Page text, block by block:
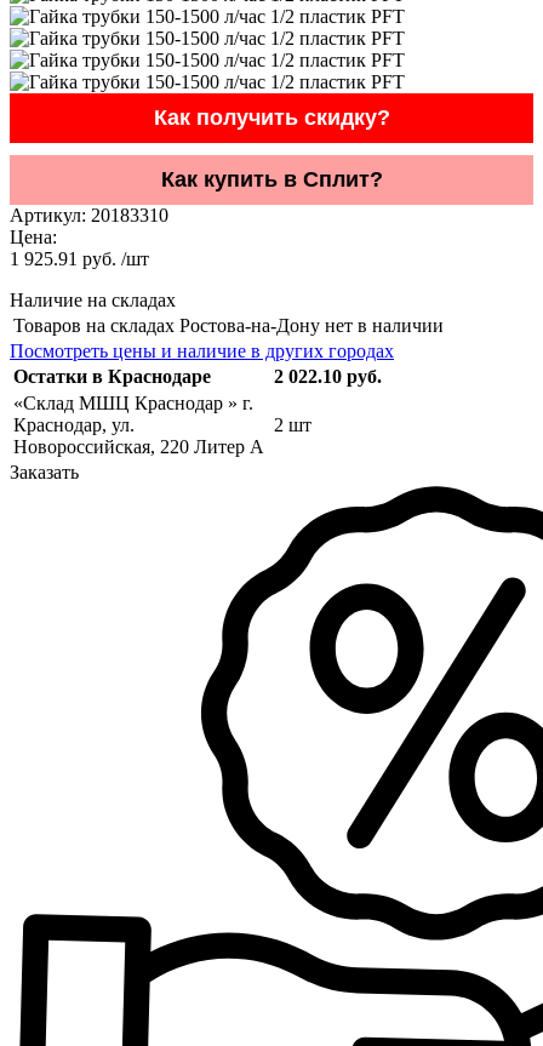
Как получить скидку?
Как купить в Сплит?
Артикул: 20183310
Цена:
1 925.91 руб. /шт
Наличие на складах
Товаров на складах Ростова-на-Дону нет в наличии
Посмотреть цены и наличие в других городах
Остатки в Краснодаре
2 022.10 руб.
«Склад МШЦ Краснодар » г.
Краснодар, ул.
Новороссийская, 220 Литер А
2 шт
Заказать